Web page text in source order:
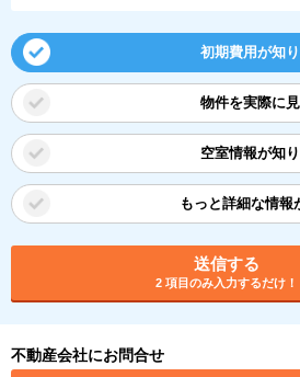
初期費用が知
物件を実際に
空室情報が知
もっと詳細な情報
送信する
2 項目のみ入力するだけ！
不動産会社にお問合せ